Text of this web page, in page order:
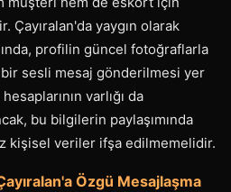
Çayıralan'da yaygın olarak
profilin güncel fotoğraflarla
sesli mesaj gönderilmesi yer
varlığı da
bu bilgilerin paylaşımında
kişisel veriler ifşa edilmemelidir.
Özgü Mesajlaşma